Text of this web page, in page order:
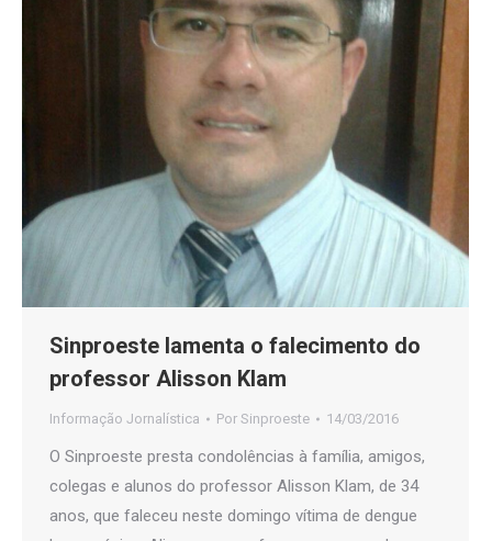
Sinproeste lamenta o falecimento do
professor Alisson Klam
Informação Jornalística Por Sinproeste 14/03/2016
O Sinproeste presta condolências à família, amigos,
colegas e alunos do professor Alisson Klam, de 34
anos, que faleceu neste domingo vítima de dengue